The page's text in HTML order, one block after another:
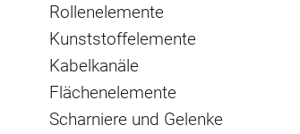
Rollenelemente
Kunststoffelemente
Kabelkanäle
Flächenelemente
Scharniere und Gelenke